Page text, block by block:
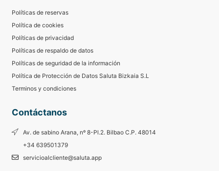
Políticas de reservas
Política de cookies
Políticas de privacidad
Políticas de respaldo de datos
Políticas de seguridad de la información
Política de Protección de Datos Saluta Bizkaia S.L
Terminos y condiciones
Contáctanos
Av. de sabino Arana, nº 8-Pl.2. Bilbao C.P. 48014
+34 639501379
servicioalcliente@saluta.app